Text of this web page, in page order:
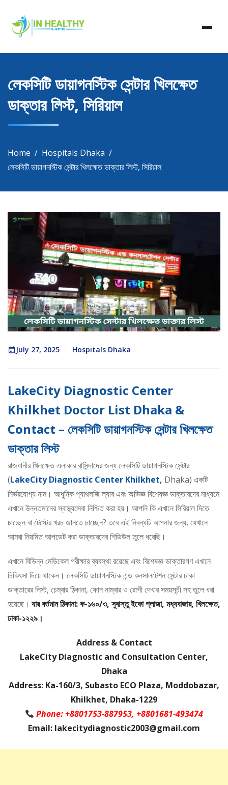
content
In Healthy Life
In Healthy Life, Healthy Life, Health Life, Doctor List,
Doctor Listing
লেকসিটি ডায়াগনস্টিক সেন্টার খিলক্ষেত
ডাক্তার লিস্ট, সিরিয়াল
Home
Hospitals Dhaka
লেকসিটি ডায়াগনস্টিক সেন্টার খিলক্ষেত ডাক্তার লিস্ট, সিরিয়াল
July 27, 2025 Hospitals Dhaka
LakeCity Diagnostic Center
Khilkhet Doctor List Dhaka &
Contact – লেকসিটি ডায়াগনস্টিক সেন্টার খিলক্ষেত
ডাক্তার লিস্ট
রাজধানীর খিলক্ষেত এলাকার বাসিন্দাদের জন্য লেকসিটি ডায়াগনস্টিক সেন্টার
(LakeCity Diagnostic Center Khilkhet, Dhaka) একটি
নির্ভরযোগ্য নাম। আধুনিক প্যাথলজি ল্যাব এবং অভিজ্ঞ বিশেষজ্ঞ ডাক্তারদের মাধ্যমে
এখানে উন্নতমানের স্বাস্থ্যসেবা নিশ্চিত করা হয়। আপনি কি এখানে সিরিয়াল দিতে
চাচ্ছেন বা টেস্টের খরচ জানতে চাচ্ছেন? তবে এই নিবন্ধটি আপনার জন্য, যেখানে
আমরা নিয়মিত আপডেট করা ডাক্তারদের শিডিউল তুলে ধরেছি।
এখানে বিভিন্ন মেডিকেল পরীক্ষার ব্যবস্থা রয়েছে এবং বিশেষজ্ঞ ডাক্তারগণ এখানে
চিকিৎসা দিয়ে থাকেন। লেকসিটি ডায়াগনস্টিক এন্ড কনসালটেশন সেন্টার ঢাকা
ডাক্তারের লিস্ট, চেম্বার ঠিকানা, ফোন নাম্বার ও রোগী দেখার সময়সূচী সহ তুলে ধরা
হয়েছে। যার বর্তমান ঠিকানা: ক-১৬০/৩, সুবাস্তু ইকো প্লাজা, মধ্যবাজার, খিলক্ষেত,
ঢাকা-১২২৯।
Address & Contact
LakeCity Diagnostic and Consultation Center,
Dhaka
Address: Ka-160/3, Subasto ECO Plaza, Moddobazar,
Khilkhet, Dhaka-1229
Phone: +8801753-887953, +8801681-493474
Email: lakecitydiagnostic2003@gmail.com